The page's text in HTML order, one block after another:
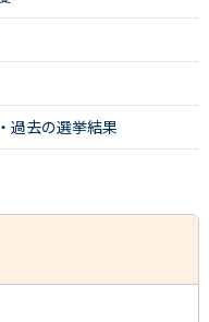
過去の選挙結果